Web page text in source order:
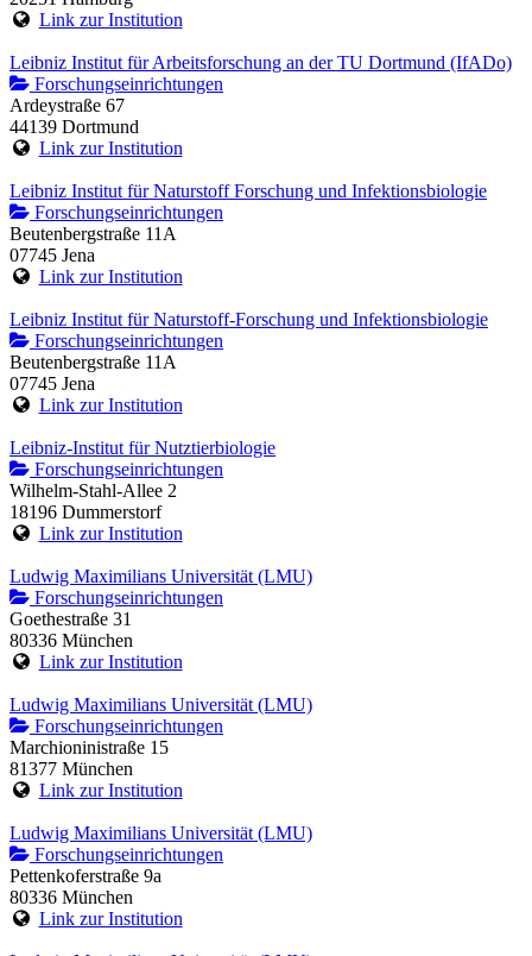
Link zur Institution
Leibniz Institut für Arbeitsforschung an der TU Dortmund (IfADo)
Forschungseinrichtungen
Ardeystraße 67
44139 Dortmund
Link zur Institution
Leibniz Institut für Naturstoff Forschung und Infektionsbiologie
Forschungseinrichtungen
Beutenbergstraße 11A
07745 Jena
Link zur Institution
Leibniz Institut für Naturstoff-Forschung und Infektionsbiologie
Forschungseinrichtungen
Beutenbergstraße 11A
07745 Jena
Link zur Institution
Leibniz-Institut für Nutztierbiologie
Forschungseinrichtungen
Wilhelm-Stahl-Allee 2
18196 Dummerstorf
Link zur Institution
Ludwig Maximilians Universität (LMU)
Forschungseinrichtungen
Goethestraße 31
80336 München
Link zur Institution
Ludwig Maximilians Universität (LMU)
Forschungseinrichtungen
Marchioninistraße 15
81377 München
Link zur Institution
Ludwig Maximilians Universität (LMU)
Forschungseinrichtungen
Pettenkoferstraße 9a
80336 München
Link zur Institution